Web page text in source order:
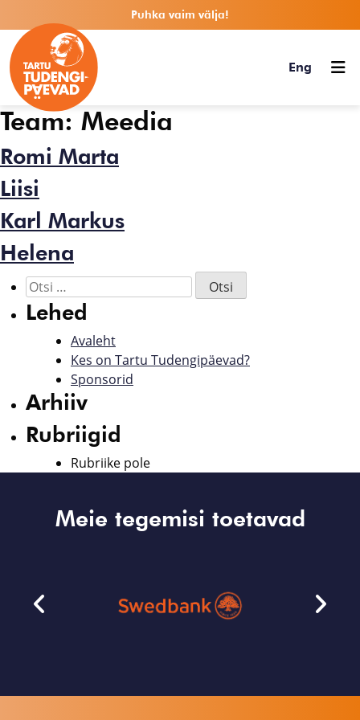
Puhka vaim välja!
Eng
Team: Meedia
Romi Marta
Liisi
Karl Markus
Helena
Lehed
Avaleht
Kes on Tartu Tudengipäevad?
Sponsorid
Arhiiv
Rubriigid
Rubriike pole
Meie tegemisi toetavad